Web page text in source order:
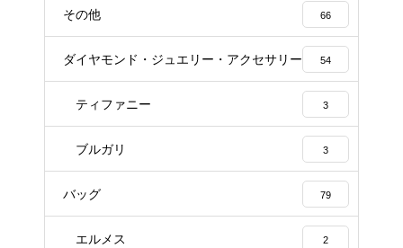
その他 66
ダイヤモンド・ジュエリー・アクセサリー 54
ティファニー 3
ブルガリ 3
バッグ 79
エルメス 2